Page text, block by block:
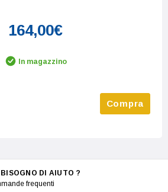
164,00€
In magazzino
Quantity:
Compra
BISOGNO DI AIUTO ?
frequenti